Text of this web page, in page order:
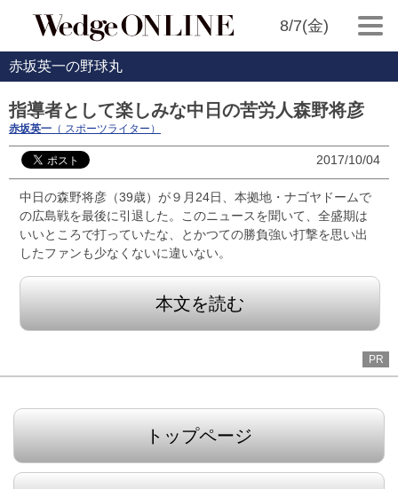
8/7(金)
赤坂英一の野球丸
指導者として楽しみな中日の苦労人森野将彦
赤坂英一 （ スポーツライター）
2017/10/04
中日の森野将彦（39歳）が９月24日、本拠地・ナゴヤドームで
の広島戦を最後に引退した。このニュースを聞いて、全盛期は
いいところで打っていたな、とかつての勝負強い打撃を思い出
したファンも少なくないに違いない。
本文を読む
PR
トップページ